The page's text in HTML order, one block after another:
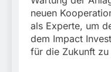
neuen
als Experte, um
dem Impact
für die Zukunft zu